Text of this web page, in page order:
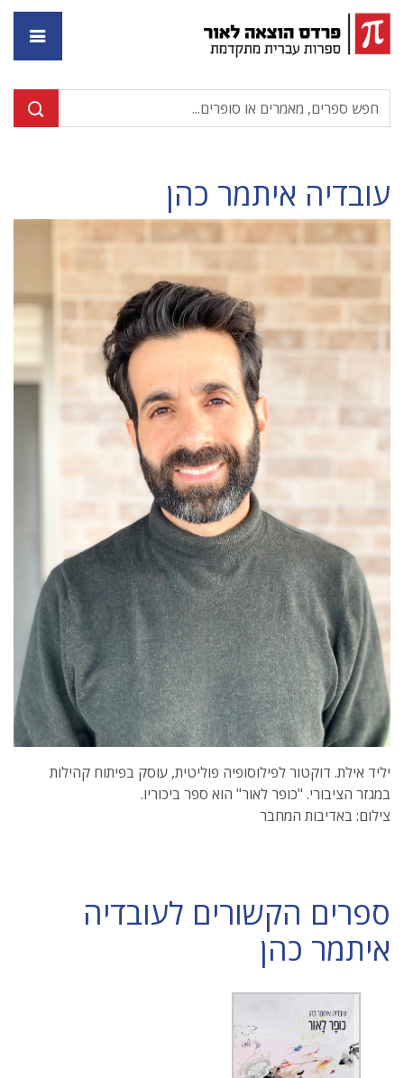
עובדיה איתמר כהן
יליד אילת. דוקטור לפילוסופיה פוליטית, עוסק בפיתוח קהילות
במגזר הציבורי. "כופר לאור" הוא ספר ביכוריו.
צילום: באדיבות המחבר
ספרים הקשורים לעובדיה
איתמר כהן